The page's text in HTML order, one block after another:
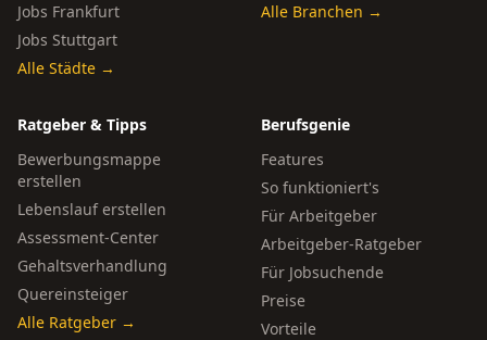
Jobs Frankfurt
Jobs Stuttgart
Alle Städte →
Alle Branchen →
Ratgeber & Tipps
Bewerbungsmappe
erstellen
Lebenslauf erstellen
Assessment-Center
Gehaltsverhandlung
Quereinsteiger
Alle Ratgeber →
Berufsgenie
Features
So funktioniert's
Für Arbeitgeber
Arbeitgeber-Ratgeber
Für Jobsuchende
Preise
Vorteile